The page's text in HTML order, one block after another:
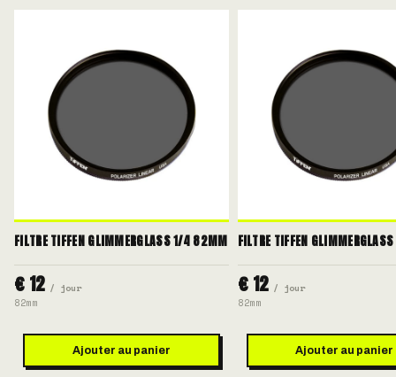
FILTRE TIFFEN GLIMMERGLASS 1/4 82MM
€ 12 / jour
82mm
Ajouter au panier
FILTRE TIFFEN
€ 12 / jour
82mm
Ajouter au panier